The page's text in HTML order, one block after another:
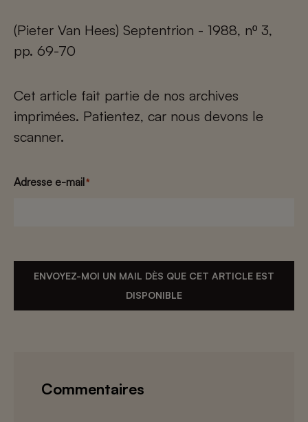
(Pieter Van Hees) Septentrion - 1988, nº 3,
pp. 69-70
Cet article fait partie de nos archives
imprimées. Patientez, car nous devons le
scanner.
Adresse e-mail*
ENVOYEZ-MOI UN MAIL DÈS QUE CET ARTICLE EST
DISPONIBLE
Commentaires